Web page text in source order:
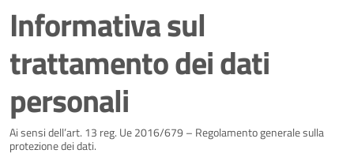
Informativa sul
trattamento dei dati
personali
Dettagli della notizia
Ai sensi dell’art. 13 reg. Ue 2016/679 – Regolamento generale sulla
protezione dei dati.